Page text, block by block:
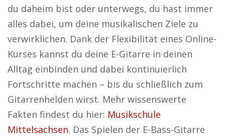
du daheim bist oder unterwegs, du hast immer
alles dabei, um deine musikalischen Ziele zu
verwirklichen. Dank der Flexibilität eines Online-
Kurses kannst du deine E-Gitarre in deinen
Alltag einbinden und dabei kontinuierlich
Fortschritte machen – bis du schließlich zum
Gitarrenhelden wirst. Mehr wissenswerte
Fakten findest du hier: Musikschule
Mittelsachsen. Das Spielen der E-Bass-Gitarre